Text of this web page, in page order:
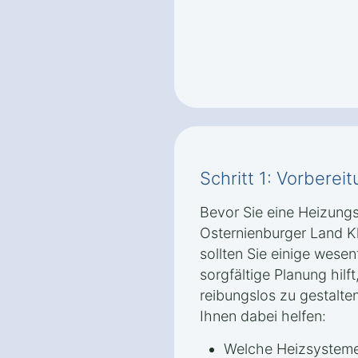
Schritt 1:
Bevor Sie eine
Osternienburger Land
sollten Sie einige
sorgfältige Planung
reibungslos zu
Ihnen dabei helfen:
Welche